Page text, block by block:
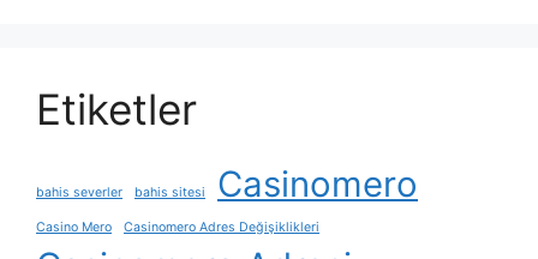
Etiketler
bahis severler bahis sitesi Casinomero
Casino Mero Casinomero Adres Değişiklikleri